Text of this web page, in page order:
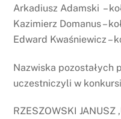
Arkadiusz Adamski –
Kazimierz Domanus –
Edward Kwaśniewicz –
Nazwiska pozostałych
uczestniczyli w
RZESZOWSKI JANUSZ